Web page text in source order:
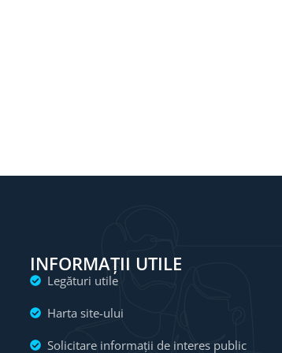
INFORMAȚII UTILE
Legături utile
Harta site-ului
Solicitare informații de interes public